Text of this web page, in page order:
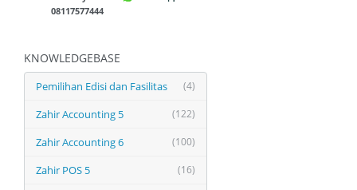
08117577444
KNOWLEDGEBASE
(4)
Pemilihan Edisi dan Fasilitas
(122)
Zahir Accounting 5
(100)
Zahir Accounting 6
(16)
Zahir POS 5